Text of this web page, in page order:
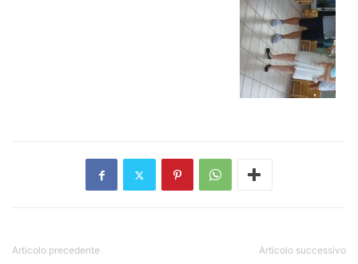
Articolo precedente Articolo successivo